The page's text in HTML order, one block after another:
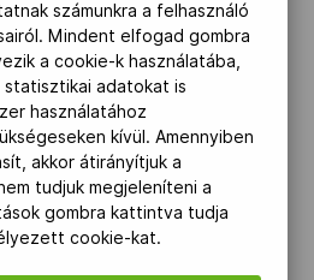
volt nap mint nap.
meglepetést vendéget
örültek a
iskolatenisszel
Európa egyik
teniszezője. Pár
játszhatott vele
számunkra a felhasználó
Mindent elfogad gombra
a cookie-k használatába,
statisztikai adatokat is
használatához
kívül. Amennyiben
akkor átirányítjuk a
tudjuk megjeleníteni a
gombra kattintva tudja
cookie-kat.